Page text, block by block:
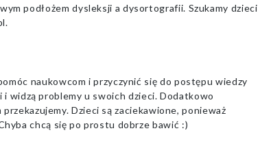
podłożem dysleksji a dysortografii. Szukamy dzieci
naukowcom i przyczynić się do postępu wiedzy
widzą problemy u swoich dzieci. Dodatkowo
Dzieci są zaciekawione, ponieważ
chcą się po prostu dobrze bawić :)